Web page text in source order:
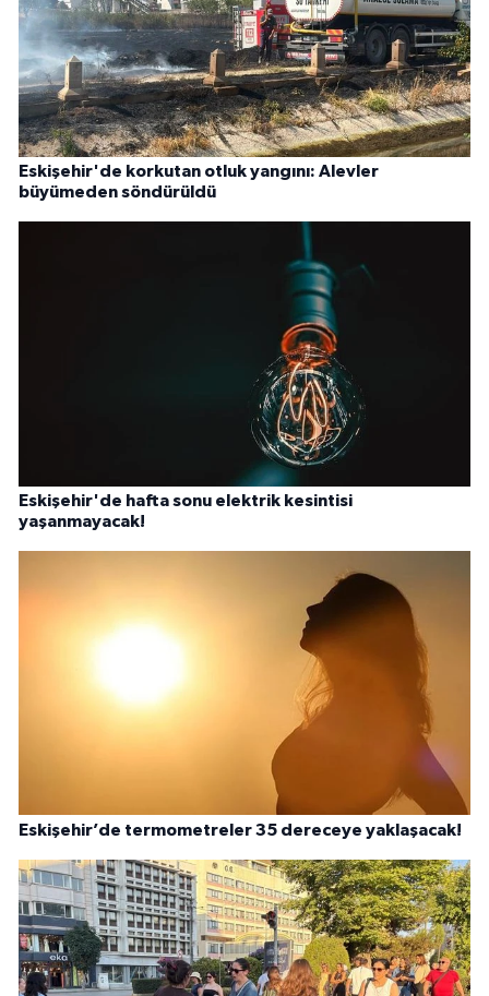
Eskişehir'de korkutan otluk yangını: Alevler
büyümeden söndürüldü
Eskişehir'de hafta sonu elektrik kesintisi
yaşanmayacak!
Eskişehir’de termometreler 35 dereceye yaklaşacak!